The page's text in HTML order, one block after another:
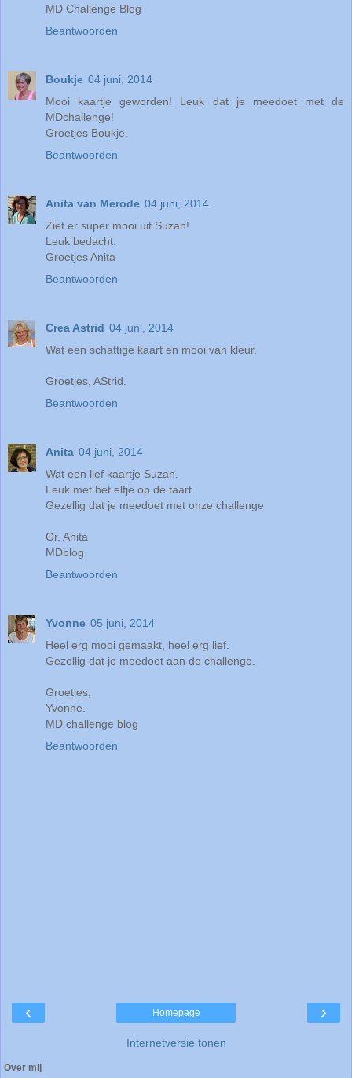
MD Challenge Blog
Beantwoorden
Boukje 04 juni, 2014
Mooi kaartje geworden! Leuk dat je meedoet met de
MDchallenge!
Groetjes Boukje.
Beantwoorden
Anita van Merode 04 juni, 2014
Ziet er super mooi uit Suzan!
Leuk bedacht.
Groetjes Anita
Beantwoorden
Crea Astrid 04 juni, 2014
Wat een schattige kaart en mooi van kleur.
Groetjes, AStrid.
Beantwoorden
Anita 04 juni, 2014
Wat een lief kaartje Suzan.
Leuk met het elfje op de taart
Gezellig dat je meedoet met onze challenge
Gr. Anita
MDblog
Beantwoorden
Yvonne 05 juni, 2014
Heel erg mooi gemaakt, heel erg lief.
Gezellig dat je meedoet aan de challenge.
Groetjes,
Yvonne.
MD challenge blog
Beantwoorden
‹ ›
Homepage
Internetversie tonen
Over mij